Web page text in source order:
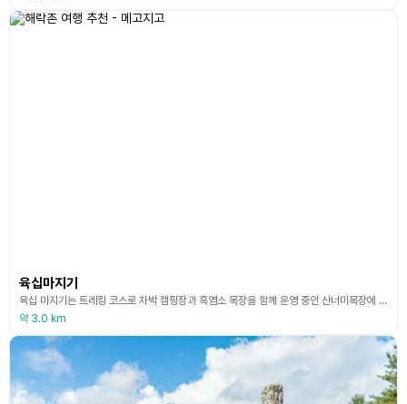
육십마지기
육십 마지기는 트레킹 코스로 차박 캠핑장과 흑염소 목장을 함께 운영 중인 산너미목장에 있다. 육십 마지기는 산너미 목장에서 차로 25분 거리에 있는 한국의 알프스로 불리는 육백마지기 보다 작은 면적이기 때문에 붙여진 이름이다. 육십 마지기를 가기 위해서는 산너미 산장에서 입장료를 지불해야 한다. 육십 마지기는 산너미 산장에서 도보 30분 정도 떨어져 있다. 방목된 흑염소가 군데군데 평화롭게 풀을 뜯는 모습도 보며 피톤치드 가득한 숲길을 올라 육십 마지기
약 3.0 km